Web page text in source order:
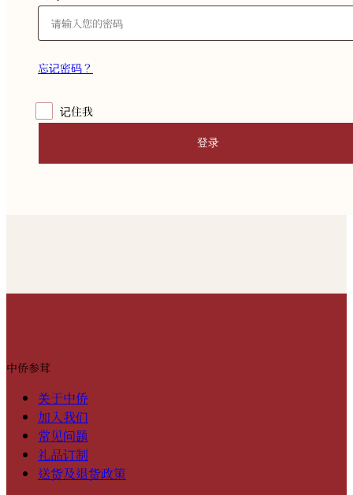
忘记密码？
记住我
登录
中侨参茸
关于中侨
加入我们
常见问题
礼品订制
送货及退货政策